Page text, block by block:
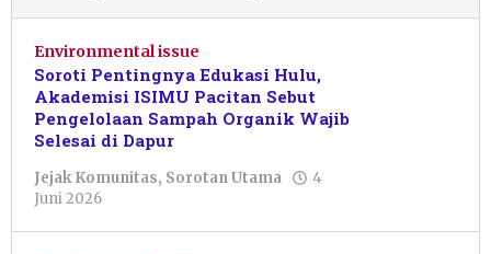
Environmental issue
Soroti Pentingnya Edukasi Hulu,
Akademisi ISIMU Pacitan Sebut
Pengelolaan Sampah Organik Wajib
Selesai di Dapur
Jejak Komunitas, Sorotan Utama
4
Juni 2026
Azizah